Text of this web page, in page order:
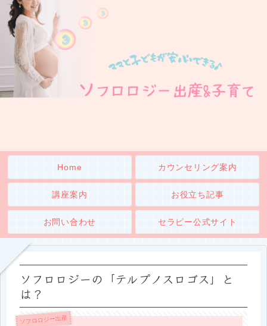
Home カウンセリング案内
講座案内 お役立ち記事
お問い合わせ セラピー公式サイト
ソフロロジーの「テルプノスロゴス」と
は？
ソフロロジー出産